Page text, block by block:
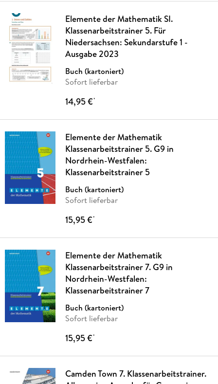
Elemente der Mathematik SI.
Klassenarbeitstrainer 5. Für
Niedersachsen: Sekundarstufe 1 -
Ausgabe 2023
Buch (kartoniert)
Sofort lieferbar
14,95 €*
Elemente der Mathematik
Klassenarbeitstrainer 5. G9 in
Nordrhein-Westfalen:
Klassenarbeitstrainer 5
Buch (kartoniert)
Sofort lieferbar
15,95 €*
Elemente der Mathematik
Klassenarbeitstrainer 7. G9 in
Nordrhein-Westfalen:
Klassenarbeitstrainer 7
Buch (kartoniert)
Sofort lieferbar
15,95 €*
Camden Town 7. Klassenarbeitstrainer.